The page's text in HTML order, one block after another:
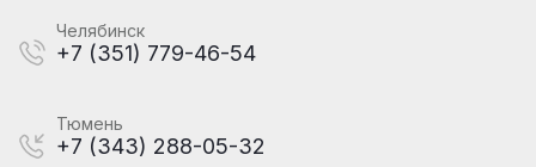
Челябинск
+7 (351) 779-46-54
Тюмень
+7 (343) 288-05-32